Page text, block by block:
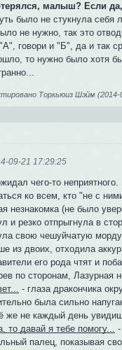
малыш? Если да,
было не стукнула
не нужно, так это
говори и "Б", да и так
то нужно было хотя
Торкьюиз Шэйм (2014-
09-21 17:29:25
чего-то
ко всем, кто "не с
незнакомка (не было
и резко отпрыгнула в
свою чешуйчатую
из двоих, отходила
его рода чтят и
по сторонам, Лазурная
- глаза дракончика
была сильно
же не каждый день
то давай я тебе помогу...
палец, показывая